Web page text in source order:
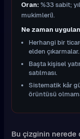
Oran: %33 sabit;
mukimleri).
Ne zaman
Herhangi bir
elden çıkarmalar.
Başta kişisel
satılması.
Sistematik kâr
örüntüsü
Bu çizginin nerede